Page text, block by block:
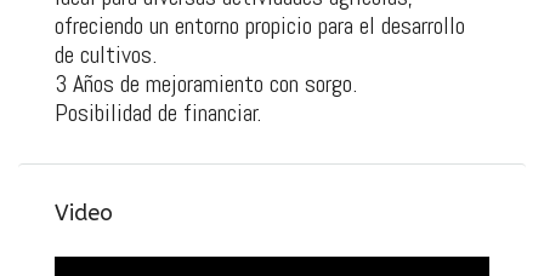
ofreciendo un entorno propicio para el desarrollo
de cultivos.
3 Años de mejoramiento con sorgo.
Posibilidad de financiar.
Video